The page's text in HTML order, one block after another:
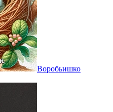
Воробьишко